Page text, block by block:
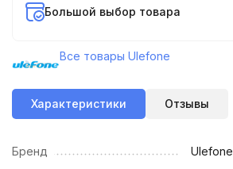
Большой выбор товара
Все товары Ulefone
Характеристики Отзывы
Бренд Ulefone